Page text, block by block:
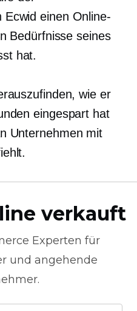
einen Online-
Bedürfnisse seines
hat.
wie er
eingespart hat
Unternehmen mit
verkauft
Experten für
und angehende